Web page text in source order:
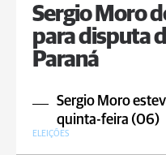
Sergio Moro
para disputa
Paraná
Sergio Moro
quinta-feira (06)
ELEIÇÕES